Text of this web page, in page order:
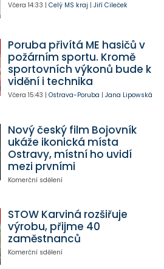
Včera 14:33 | Celý MS kraj | Jiří Cileček
Poruba přivítá ME hasičů v
požárním sportu. Kromě
sportovních výkonů bude k
vidění i technika
Včera 15:43 | Ostrava-Poruba | Jana Lipowská
Nový český film Bojovník
ukáže ikonická místa
Ostravy, místní ho uvidí
mezi prvními
Komerční sdělení
STOW Karviná rozšiřuje
výrobu, přijme 40
zaměstnanců
Komerční sdělení